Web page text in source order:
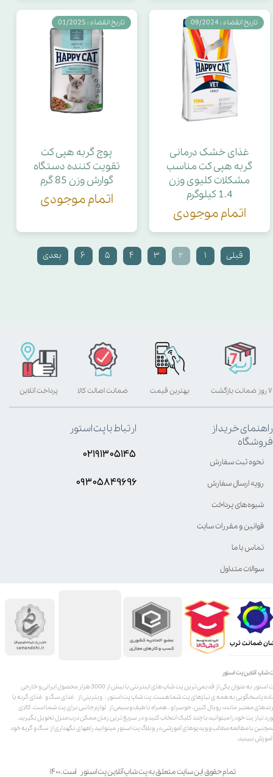
غذای خشک درمانی
گربه هپی کت مناسب
مشکلات کلیوی وزن
1.4 کیلوگرم
اتمام موجودی
تاریخ انقضاء : 09/2024
پوچ گربه هپی کت
تقویت کننده دستگاه
گوارش وزن 85 گرم
اتمام موجودی
تاریخ انقضاء : 01/2025
قبلی ۱ ۲ ۳ ۴ ۵ ۶ بعدی
شاپ آنلاین پت استور
پت استور به عنوان یکی از قدیمی‌ترین پت شاپ های اینترنتی با بیش از 3000 هزار محصول ایرانی و خارجی
پاسخگویی به همه ی نیازهای پت شما هست. پت شاپ پت استور، ویترینی از غذای سگ و غذای گربه با
معتبر مانند: رویال کنین، جوسرا و .. همراه با طیف وسیعی از لوازم جانبی برای پت شما است. کالای
نیاز پت خود را میتوانید با چند کلیک انتخاب کنید و در سریع ترین زمان ممکن درب منزل تحویل بگیرید.
با مطالعه مطالب و ویدیوهای آموزشی در وبلاگ پت استور میتوانید راههای نگهداری از سگ و گربه خود
آموزش ببینید.
تمام حقوق این سایت متعلق به پت شاپ آنلاین پت استور است. ۱۴۰۰
ضمانت ترب
بهترین قیمت پرداخت آنلاین ۷ روز ضمانت بازگشت ضمانت اصالت کالا
راهنمای خرید از
فروشگاه
نحوه ثبت سفارش
رویه ارسال سفارش
شیوه‌های پرداخت
قوانین و مقررات سایت
تماس با ما
سوالات متداول
ارتباط با پت استور
۰۲۱۹۱۳۰۵۱۴۵
۰۹۳۰۵8۴9696